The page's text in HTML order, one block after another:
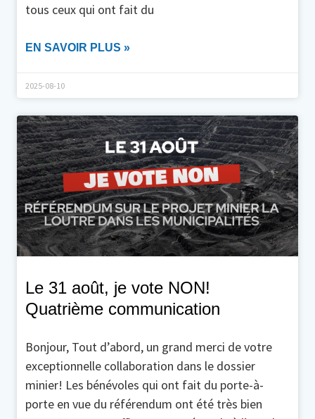
tous ceux qui ont fait du
EN SAVOIR PLUS »
2025-08-10
Le 31 août, je vote NON!
Quatrième communication
Bonjour, Tout d’abord, un grand merci de votre
exceptionnelle collaboration dans le dossier
minier! Les bénévoles qui ont fait du porte-à-
porte en vue du référendum ont été très bien